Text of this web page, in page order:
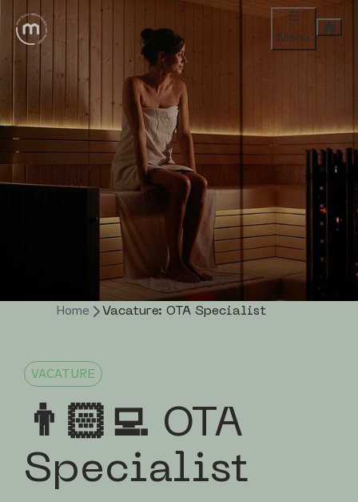
Menu
Home Vacature: OTA Specialist
VACATURE
👨🏻‍💻 OTA
Specialist